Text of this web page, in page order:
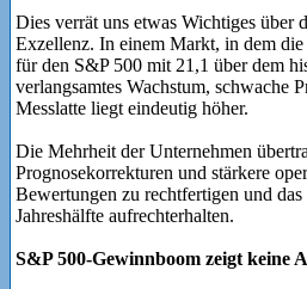
Dies verrät uns etwas Wichtiges über
Exzellenz. In einem Markt, in dem
für den S&P 500 mit 21,1 über dem
verlangsamtes Wachstum, schwache
Messlatte liegt eindeutig höher.
Die Mehrheit der Unternehmen
Prognosekorrekturen und stärkere
Bewertungen zu rechtfertigen und
Jahreshälfte aufrechterhalten.
S&P 500-Gewinnboom zeigt keine